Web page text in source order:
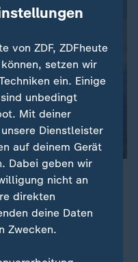
Asyl hat sich 2025 in
halbiert. Die Gründe
von ZDF, ZDFheute
setzen wir
ein. Einige
unbedingt
Mit deiner
Dienstleister
auf deinem Gerät
Dabei geben wir
nicht an
direkten
deine Daten
Zwecken.